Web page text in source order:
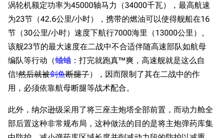
涡轮机额定功率为45000轴马力（34000千瓦），最高航速
为23节（42.6公里/小时），携带的燃油可以使得舰船在16
节（30公里/小时）速度下航行7000海里（13000公里）。
该舰23节的最大速度在二战中不合适伴随高速部队如航母
编队等行动（蛐蛐 ：打完就跑真™爽，高速舰就是这么自
信!然后就被剑鱼断腿了），因而限制了其在二战中的作
用，必须依靠航母断腿等战术配合。
此外，纳尔逊级采用了将三座主炮塔全部前置，而动力舱全
部后置这种非常规布局，这种做法的目的是将主炮弹药库集